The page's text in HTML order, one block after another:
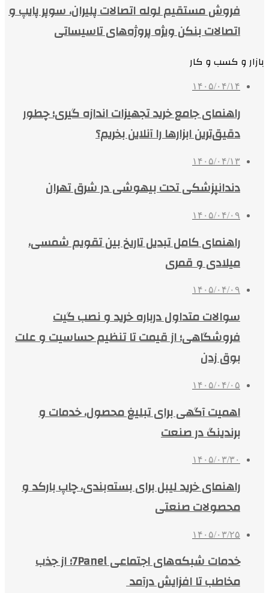
فروش مستقیم لوله اتصالات پلیران، سوپر پایپ و
اتصالات بنکن ویژه پروژه‌های تاسیساتی
بازار و کسب و کار
۱۴۰۵/۰۴/۱۴
راهنمای جامع خرید تجهیزات اندازه گیری؛ چطور
دقیق‌ترین ابزارها را آنلاین بخریم؟
۱۴۰۵/۰۴/۱۳
دندانپزشکی تحت بیهوشی در شرق تهران
۱۴۰۵/۰۴/۰۹
راهنمای کامل تبدیل تاریخ بین تقویم شمسی،
میلادی و قمری
۱۴۰۵/۰۴/۰۹
سوالات متداول درباره خرید و نصب گیت
فروشگاهی؛ از قیمت تا تنظیم حساسیت و علت
بوق زدن
۱۴۰۵/۰۴/۰۵
اهمیت آگهی برای تبلیغ محصول، خدمات و
برندینگ در صنعت
۱۴۰۵/۰۳/۳۰
راهنمای خرید لیبل برای بسته‌بندی، چاپ بارکد و
محصولات صنعتی
۱۴۰۵/۰۳/۲۵
خدمات شبکه‌های اجتماعی 7Panel؛ از جذب
مخاطب تا افزایش درآمد